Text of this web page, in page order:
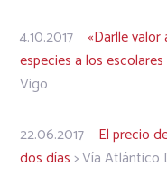
4.10.2017 «Darlle
especies a los
Vigo
22.06.2017 El precio
dos días> Vía Atlántico